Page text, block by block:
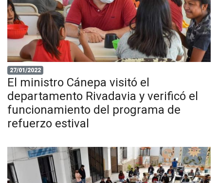
27/01/2022
El ministro Cánepa visitó el
departamento Rivadavia y verificó el
funcionamiento del programa de
refuerzo estival